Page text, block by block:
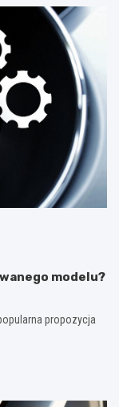
modelu?
propozycja